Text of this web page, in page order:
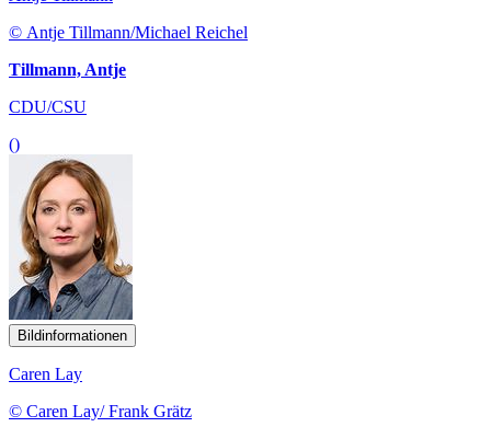
© Antje Tillmann/Michael Reichel
Tillmann, Antje
CDU/CSU
()
Bildinformationen
Caren Lay
© Caren Lay/ Frank Grätz